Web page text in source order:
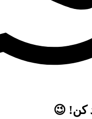
کن! 😉